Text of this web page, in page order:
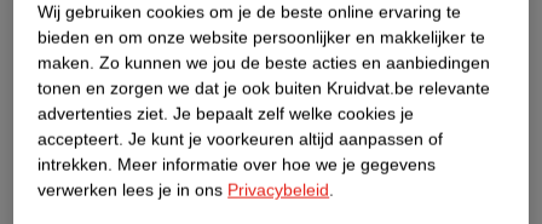
Productinformatie
Etiketinformatie
Nature Impact Score
Wij gebruiken cookies om je de beste online ervaring te
bieden en om onze website persoonlijker en makkelijker te
maken. Zo kunnen we jou de beste acties en aanbiedingen
tonen en zorgen we dat je ook buiten Kruidvat.be relevante
advertenties ziet. Je bepaalt zelf welke cookies je
accepteert. Je kunt je voorkeuren altijd aanpassen of
intrekken. Meer informatie over hoe we je gegevens
verwerken lees je in ons Privacybeleid.